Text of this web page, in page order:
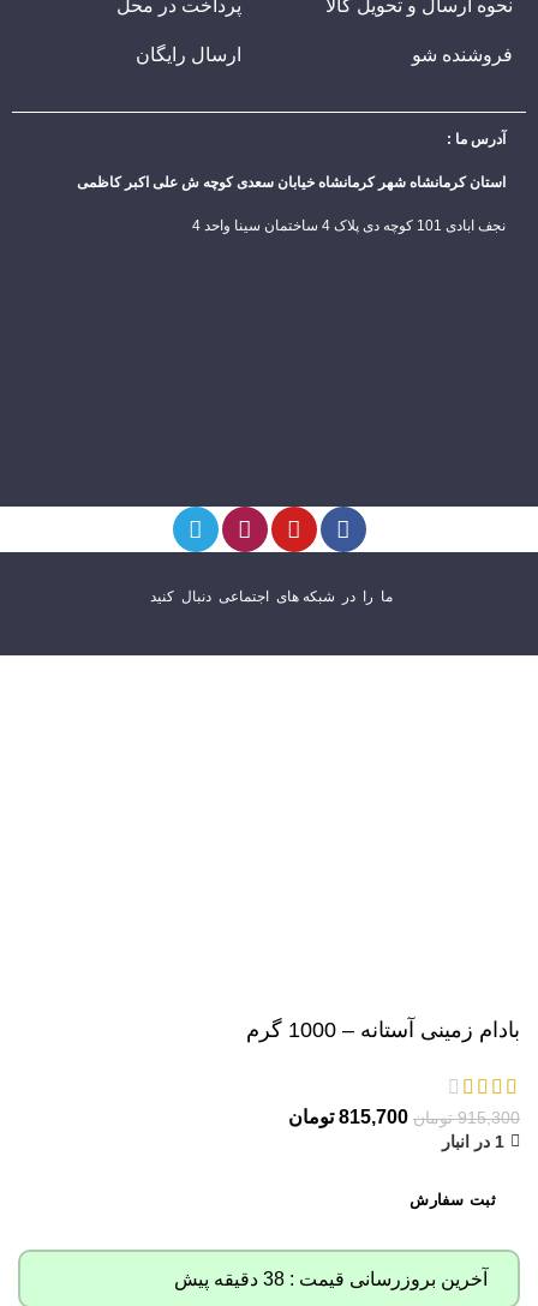
نحوه ارسال و تحویل کالا
فروشنده شو
پرداخت در محل
ارسال رایگان
آدرس ما :
استان کرمانشاه شهر کرمانشاه خیابان سعدی کوچه ش علی اکبر کاظمی
نجف ابادی 101 کوچه دی پلاک 4 ساختمان سینا واحد 4
ما را در شبکه های اجتماعی دنبال کنید
بادام زمینی آستانه – 1000 گرم
915,300 تومان 815,700 تومان
1 در انبار
ثبت سفارش
آخرین بروزرسانی قیمت : 38 دقیقه پیش